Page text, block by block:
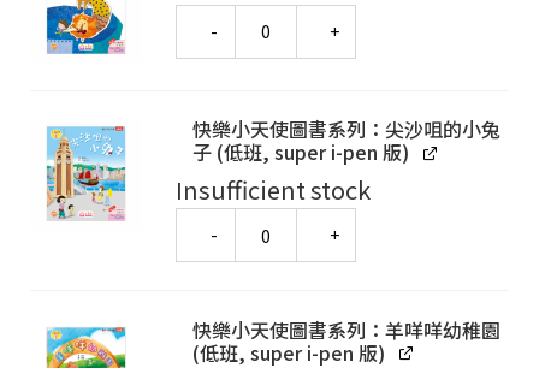
快樂小天使圖書系列：尖沙咀的小兔
子 (低班, super i-pen 版)
Insufficient stock
快樂小天使圖書系列：羊咩咩幼稚園
(低班, super i-pen 版)